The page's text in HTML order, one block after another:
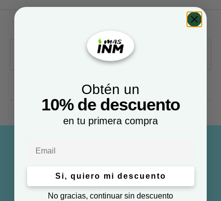
Obtén un
10% de descuento
en tu primera compra
Si, quiero mi descuento
No gracias, continuar sin descuento